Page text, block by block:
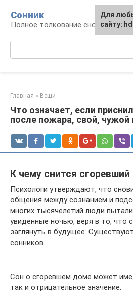
контенту
Сонник
Полное толкование снов
Главная » Вещи
Что означает, если
после пожара, свой, чужой
К чему снится
Психологи утверждают, что
общения между сознанием и
многих тысячелетий люди
увиденные ночью, веря в то,
заглянуть в будущее.
сонников.
Сон о сгоревшем доме может
так и отрицательное значение.
Для
сайту: